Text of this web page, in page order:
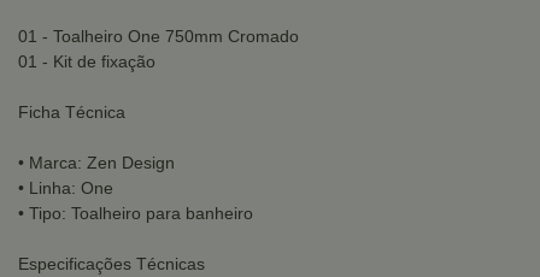
01 - Toalheiro One 750mm Cromado
01 - Kit de fixação
Ficha Técnica
• Marca: Zen Design
• Linha: One
• Tipo: Toalheiro para banheiro
Especificações Técnicas